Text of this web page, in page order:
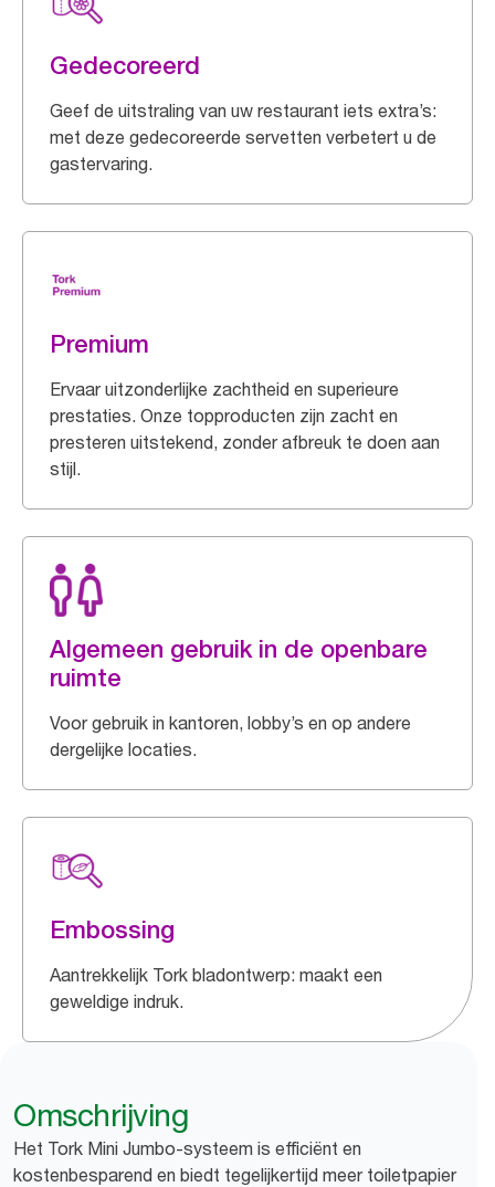
Gedecoreerd
Geef de uitstraling van uw restaurant iets extra’s:
met deze gedecoreerde servetten verbetert u de
gastervaring.
Premium
Ervaar uitzonderlijke zachtheid en superieure
prestaties. Onze topproducten zijn zacht en
presteren uitstekend, zonder afbreuk te doen aan
stijl.
Algemeen gebruik in de openbare
ruimte
Voor gebruik in kantoren, lobby’s en op andere
dergelijke locaties.
Embossing
Aantrekkelijk Tork bladontwerp: maakt een
geweldige indruk.
Omschrijving
Het Tork Mini Jumbo-systeem is efficiënt en
kostenbesparend en biedt tegelijkertijd meer toiletpapier